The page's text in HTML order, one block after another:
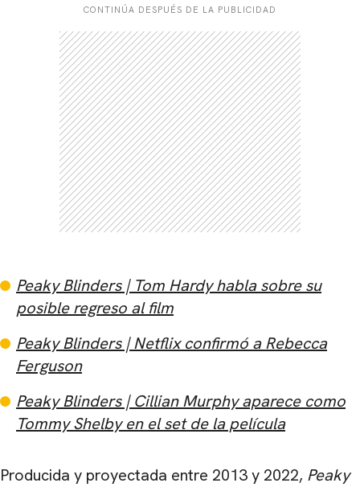
CONTINÚA DESPUÉS DE LA PUBLICIDAD
Peaky Blinders | Tom Hardy habla sobre su
posible regreso al film
Peaky Blinders | Netflix confirmó a Rebecca
Ferguson
Peaky Blinders | Cillian Murphy aparece como
Tommy Shelby en el set de la película
Producida y proyectada entre 2013 y 2022, Peaky
CARREGANDO PUBLICIDADE